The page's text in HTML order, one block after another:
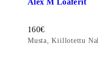
Hinta:
160€
Musta, Kiillotettu
Lisää suosikeihin: